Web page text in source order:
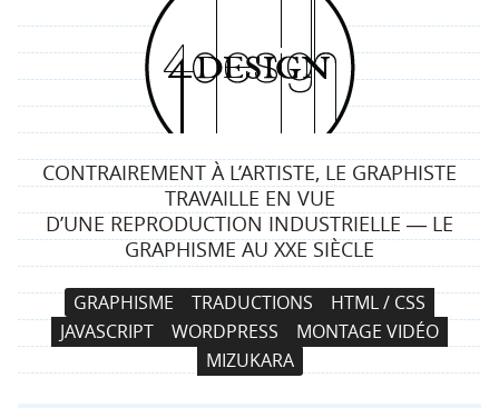
4
d
e
s
i
g
n
CONTRAIREMENT À L’ARTISTE, LE GRAPHISTE
TRAVAILLE EN VUE
D’UNE REPRODUCTION INDUSTRIELLE ― LE
GRAPHISME AU XXE SIÈCLE
N
a
v
i
A
l
l
e
GRAPHISME TRADUCTIONS
HTML / CSS
JAVASCRIPT
WORDPRESS
MONTAGE VIDÉO
MIZUKARA